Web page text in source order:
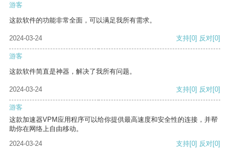
游客
这款软件的功能非常全面，可以满足我所有需求。
2024-03-24 支持[0] 反对[0]
游客
这款软件简直是神器，解决了我所有问题。
2024-03-24 支持[0] 反对[0]
游客
这款加速器VPM应用程序可以给你提供最高速度和安全性的连接，并帮
助你在网络上自由移动。
2024-03-24
支持[0] 反对[0]